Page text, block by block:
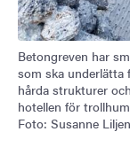
Betongreven har
som ska underlätta
hårda strukturer
hotellen för
Foto: Susanne